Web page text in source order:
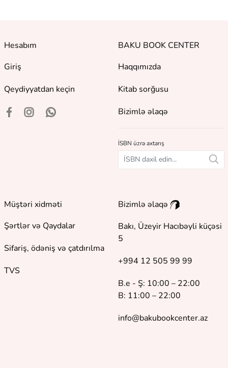
Hesabım
Giriş
Qeydiyyatdan keçin
BAKU BOOK CENTER
Haqqımızda
Kitab sorğusu
Bizimlə əlaqə
İSBN üzrə axtarış
Müştəri xidməti
Şərtlər və Qaydalar
Sifariş, ödəniş və çatdırılma
TVS
Bizimlə əlaqə
Bakı, Üzeyir Hacıbəyli küçəsi
5
+994 12 505 99 99
B.e - Ş: 10:00 – 22:00
B: 11:00 – 22:00
info@bakubookcenter.az